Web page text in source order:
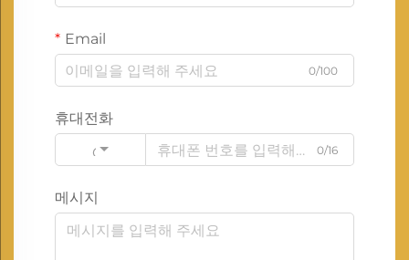
Email
0/100
휴대전화
Code
0/16
메시지